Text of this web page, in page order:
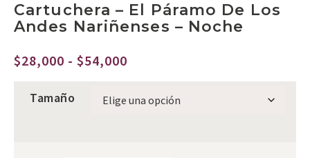
Cartuchera – El Páramo De Los
Andes Nariñenses – Noche
$28,000 - $54,000
Tamaño